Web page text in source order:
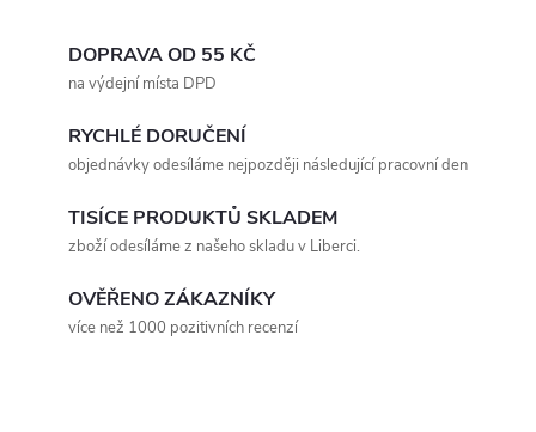
DOPRAVA OD 55 KČ
na výdejní místa DPD
RYCHLÉ DORUČENÍ
objednávky odesíláme nejpozději následující pracovní den
TISÍCE PRODUKTŮ SKLADEM
zboží odesíláme z našeho skladu v Liberci.
OVĚŘENO ZÁKAZNÍKY
více než 1000 pozitivních recenzí